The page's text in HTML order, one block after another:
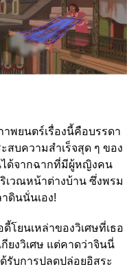
พยนตร์เรื่องนี้คือบรรดา
สบความสำเร็จสุด ๆ ของ
ได้จากฉากที่มีผู้หญิงคน
เวณหน้าต่างบ้าน ซึ่งพรม
ดินนั่นเอง!
ยนเหล่าของวิเศษที่เธอ
ยงวิเศษ แต่คาดว่าจินนี่
รับการปลดปล่อยอิสระ